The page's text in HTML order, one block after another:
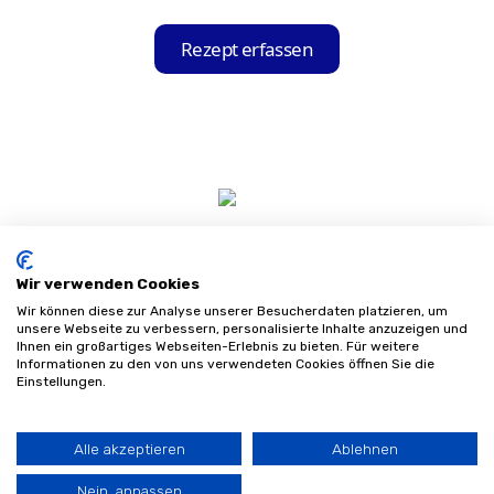
Ihre Krankenkasse, die Produktgruppe und
alle weiteren relevanten Informationen für
Rezept erfassen
Sitemap
Wir verwenden Cookies
Wir können diese zur Analyse unserer Besucherdaten platzieren, um
unsere Webseite zu verbessern, personalisierte Inhalte anzuzeigen und
Ihnen ein großartiges Webseiten-Erlebnis zu bieten. Für weitere
Informationen zu den von uns verwendeten Cookies öffnen Sie die
Einstellungen.
Alle akzeptieren Ablehnen